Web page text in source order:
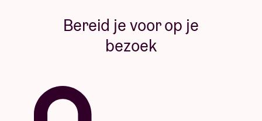
Bereid je voor op je
bezoek